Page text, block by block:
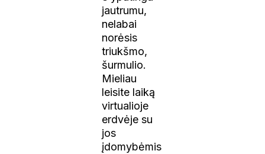
jautrumu,
nelabai
norėsis
triukšmo,
šurmulio.
Mieliau
leisite laiką
virtualioje
erdvėje su
jos
įdomybėmis